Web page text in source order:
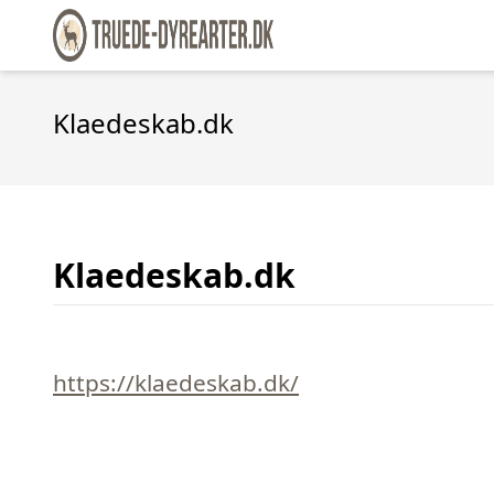
Klaedeskab.dk
Klaedeskab.dk
https://klaedeskab.dk/